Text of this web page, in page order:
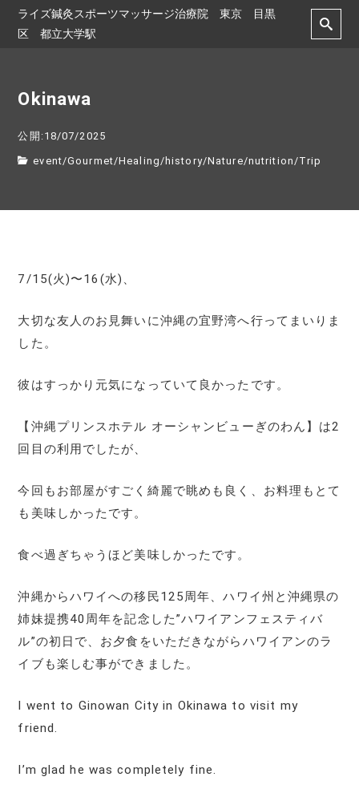
ライズ鍼灸スポーツマッサージ治療院 東京 目黒
区 都立大学駅
Okinawa
公開:18/07/2025
event/Gourmet/Healing / history/Nature/nutrition /Trip
7/15(火)〜16(水)、
大切な友人のお見舞いに沖縄の宜野湾へ行ってまいりま
した。
彼はすっかり元気になっていて良かったです。
【沖縄プリンスホテル オーシャンビューぎのわん】は2
回目の利用でしたが、
今回もお部屋がすごく綺麗で眺めも良く、お料理もとて
も美味しかったです。
食べ過ぎちゃうほど美味しかったです。
沖縄からハワイへの移民125周年、ハワイ州と沖縄県の
姉妹提携40周年を記念した”ハワイアンフェスティバ
ル”の初日で、お夕食をいただきながらハワイアンのラ
イブも楽しむ事ができました。
I went to Ginowan City in Okinawa to visit my
friend.
I’m glad he was completely fine.